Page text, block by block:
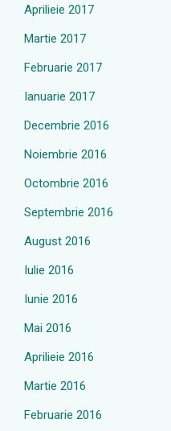
Aprilieie 2017
Martie 2017
Februarie 2017
Ianuarie 2017
Decembrie 2016
Noiembrie 2016
Octombrie 2016
Septembrie 2016
August 2016
Iulie 2016
Iunie 2016
Mai 2016
Aprilieie 2016
Martie 2016
Februarie 2016